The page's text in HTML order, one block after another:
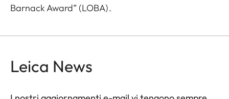
Barnack Award” (LOBA).
Leica News